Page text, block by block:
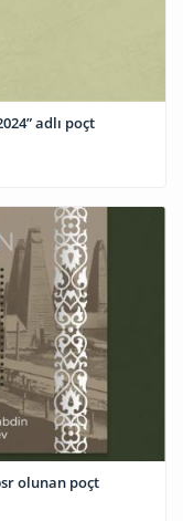
adlı poçt
olunan poçt